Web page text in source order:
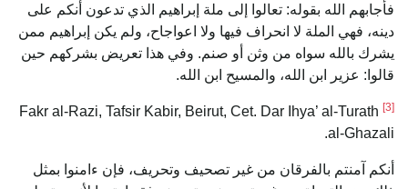
فأجابهم الله بقوله: تعالوا إلى ملة إبراهيم الذي تدعون أنكم على
دينه، فهي الملة لا انحراف فيها ولا اعواجاح، ولم يكن إبراهيم ممن
يشرك بالله سواه من وثن أو صنم. وفي هذا تعريض بشركهم حين
قالوا: عزير ابن الله، والمسيح ابن الله.
[3]
Fakr al-Razi, Tafsir Kabir, Beirut, Cet. Dar Ihya’ al-Turath
al-Ghazali.
أنكم آمنتم بالفرقان من غير تصحيف وتحريف، فإن ءامنوا بمثل